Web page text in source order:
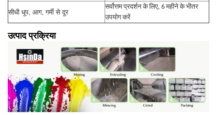
सीधी धूप, आग, गर्मी से दूर
सर्वोत्तम प्रदर्शन के लिए, 6 महीने के भीतर
उपयोग करें
उत्पाद प्रक्रिया